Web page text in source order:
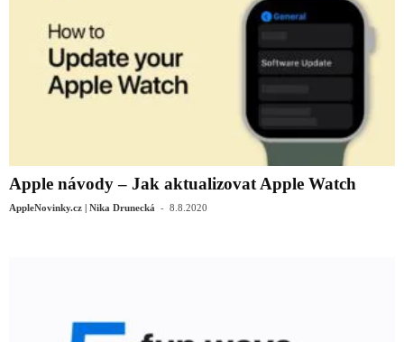
Apple návody – Jak aktualizovat Apple Watch
AppleNovinky.cz | Nika Drunecká - 8.8.2020